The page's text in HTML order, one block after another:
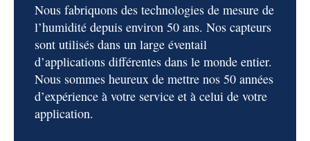
Nous fabriquons des technologies de mesure de
l’humidité depuis environ 50 ans. Nos capteurs
sont utilisés dans un large éventail
d’applications différentes dans le monde entier.
Nous sommes heureux de mettre nos 50 années
d’expérience à votre service et à celui de votre
application.